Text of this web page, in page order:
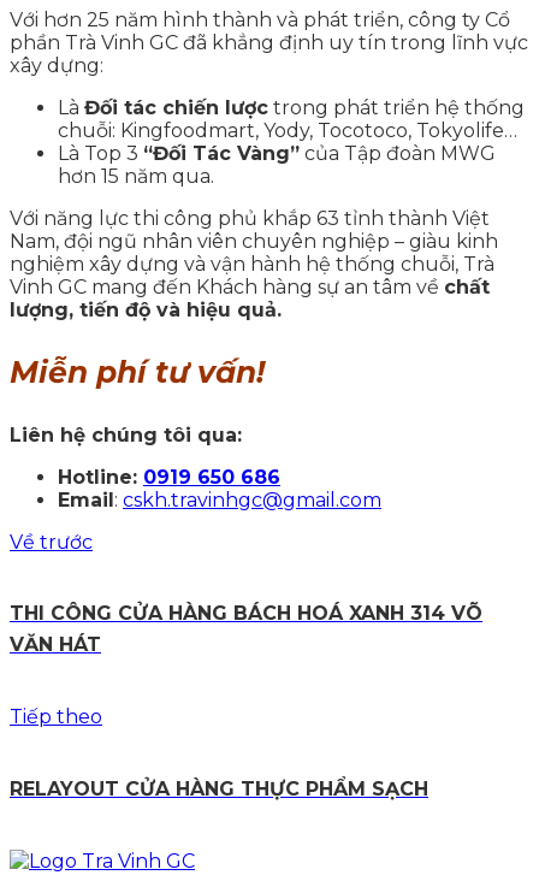
Với hơn 25 năm hình thành và phát triển, công ty Cổ
phần Trà Vinh GC đã khẳng định uy tín trong lĩnh vực
xây dựng:
Là Đối tác chiến lược trong phát triển hệ thống
chuỗi: Kingfoodmart, Yody, Tocotoco, Tokyolife…
Là Top 3 “Đối Tác Vàng” của Tập đoàn MWG
hơn 15 năm qua.
Với năng lực thi công phủ khắp 63 tỉnh thành Việt
Nam, đội ngũ nhân viên chuyên nghiệp – giàu kinh
nghiệm xây dựng và vận hành hệ thống chuỗi, Trà
Vinh GC mang đến Khách hàng sự an tâm về chất
lượng, tiến độ và hiệu quả.
Miễn phí tư vấn!
Liên hệ chúng tôi qua:
Hotline: 0919 650 686
Email: cskh.travinhgc@gmail.com
Về trước
THI CÔNG CỬA HÀNG BÁCH HOÁ XANH 314 VÕ
VĂN HÁT
Tiếp theo
RELAYOUT CỬA HÀNG THỰC PHẨM SẠCH